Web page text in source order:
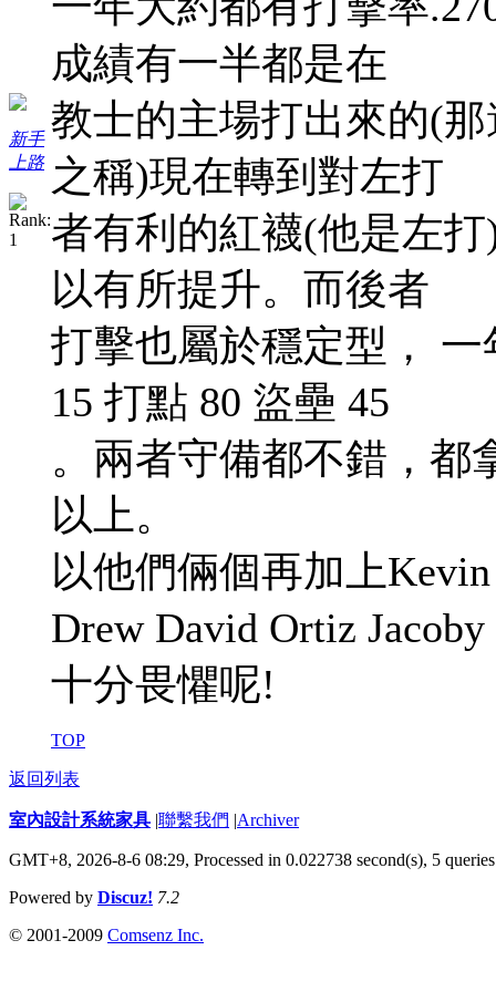
新手
上路
成績有一半都是在
教士的主場打出來的(
之稱)現在轉到對左打
者有利的紅襪(他是左
以有所提升。而後者
打擊也屬於穩定型，
15 打點 80 盜壘 45
。兩者守備都不錯，都
以上。
以他們倆個再加上
Drew David Ortiz
十分畏懼呢!
TOP
返回列表
室內設計系統家具 |聯繫我們 |Archiver
GMT+8, 2026-8-6 08:29, Processed in 0.022738 second(s), 5 queries
Powered by Discuz! 7.2
© 2001-2009 Comsenz Inc.